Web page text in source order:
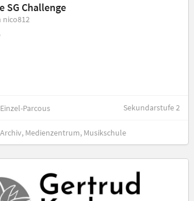
SG Challenge
nico812
Einzel-Parcous Sekundarstufe 2
Archiv, Medienzentrum, Musikschule